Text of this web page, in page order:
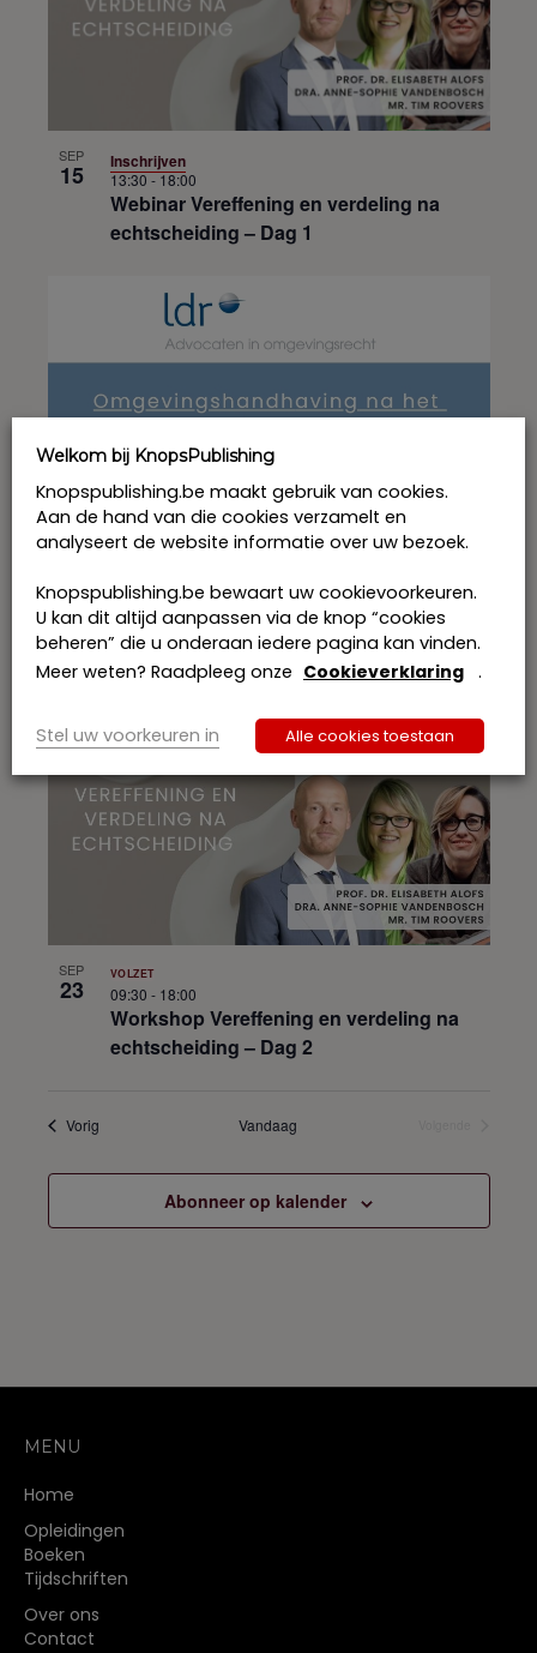
t
i
e
SEP
15
Webinar Vereffening en verdeling na
echtscheiding – Dag 1
13:30-18:00
Inschrijven
SEP
Omgevingshandhaving na het
Kaderdecreet Vlaamse Handhaving: een
nieuwe wind? i.s.m. Jubel.be
Inschrijven
SEP
23
Workshop Vereffening en verdeling na
echtscheiding – Dag 2
09:30 - 18:00
VOLZET
VorigOpleidingen Vandaag
Abonneer op kalender
MENU
Home
Opleidingen
Boeken
Tijdschriften
Over ons
Contact
Welkom bij KnopsPublishing
Knopspublishing.be maakt gebruik van cookies.
Aan de hand van die cookies verzamelt en
analyseert de website informatie over uw bezoek.
Knopspublishing.be bewaart uw cookievoorkeuren.
U kan dit altijd aanpassen via de knop “cookies
beheren” die u onderaan iedere pagina kan vinden.
Meer weten? Raadpleeg onze Cookieverklaring .
Stel uw voorkeuren in Alle cookies toestaan